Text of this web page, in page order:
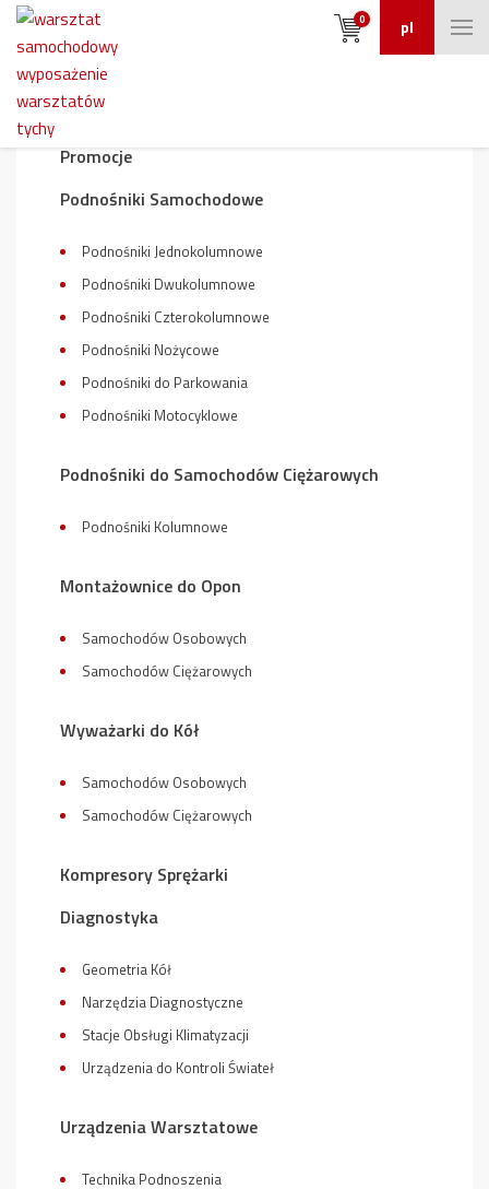
pl
0
Wyposażenie warsztatu
Promocje
Podnośniki Samochodowe
Podnośniki Jednokolumnowe
Podnośniki Dwukolumnowe
Podnośniki Czterokolumnowe
Podnośniki Nożycowe
Podnośniki do Parkowania
Podnośniki Motocyklowe
Podnośniki do Samochodów Ciężarowych
Podnośniki Kolumnowe
Montażownice do Opon
Samochodów Osobowych
Samochodów Ciężarowych
Wyważarki do Kół
Samochodów Osobowych
Samochodów Ciężarowych
Kompresory Sprężarki
Diagnostyka
Geometria Kół
Narzędzia Diagnostyczne
Stacje Obsługi Klimatyzacji
Urządzenia do Kontroli Świateł
Urządzenia Warsztatowe
Technika Podnoszenia